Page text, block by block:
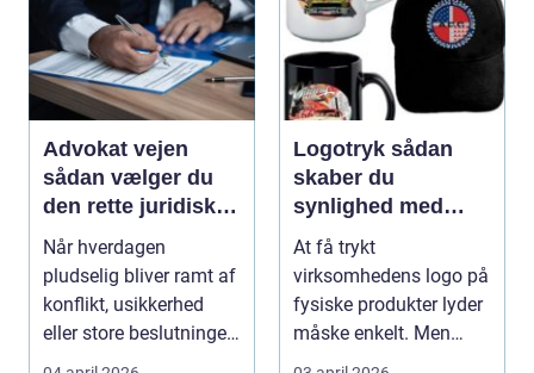
Advokat vejen
sådan vælger du
den rette juridiske
hjælp lokalt
Når hverdagen
pludselig bliver ramt af
konflikt, usikkerhed
eller store beslutninger,
kan en lokal a...
Logotryk sådan
skaber du
synlighed med
simple midler
At få trykt
virksomhedens logo på
fysiske produkter lyder
måske enkelt. Men
gjort rigtigt kan logotr...